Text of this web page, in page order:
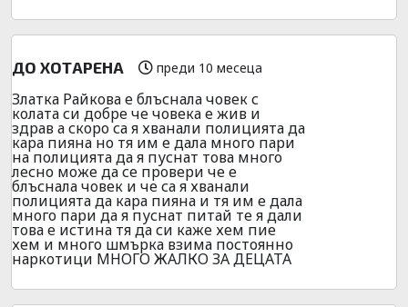
ДО ХОТАРЕНА преди 10 месеца
Златка Райкова е блъснала човек с
колата си добре че човека е жив и
здрав а скоро са я хванали полицията да
кара пияна но тя им е дала много пари
на полицията да я пуснат това много
лесно може да се провери че е
блъснала човек и че са я хванали
полицията да кара пияна и тя им е дала
много пари да я пуснат питай те я дали
това е истина тя да си каже хем пие
хем и много шмърка взима постоянно
наркотици МНОГО ЖАЛКО ЗА ДЕЦАТА